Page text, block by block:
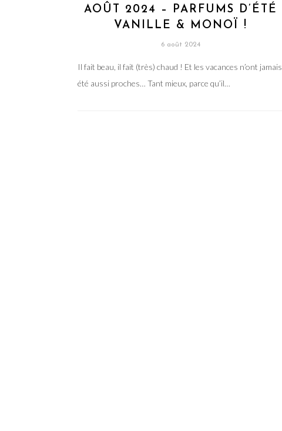
AOÛT 2024 – PARFUMS D’ÉTÉ
VANILLE & MONOÏ !
6 août 2024
Il fait beau, il fait (très) chaud ! Et les vacances n’ont jamais
été aussi proches… Tant mieux, parce qu’il…